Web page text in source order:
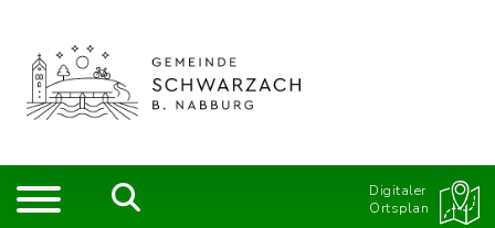
Digitaler
Ortsplan